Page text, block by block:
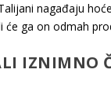
nagađaju
će ga on odmah
IZNIMNO